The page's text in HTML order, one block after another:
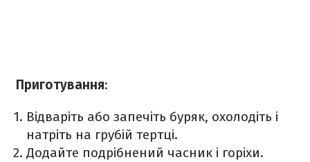
Приготування:
Відваріть або запечіть буряк, охолодіть і
натріть на грубій тертці.
Додайте подрібнений часник і горіхи.